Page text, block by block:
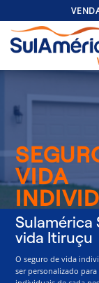
to
content
VIDA
Sulamérica
vida Itiruçu
O seguro de vida
ser personalizado